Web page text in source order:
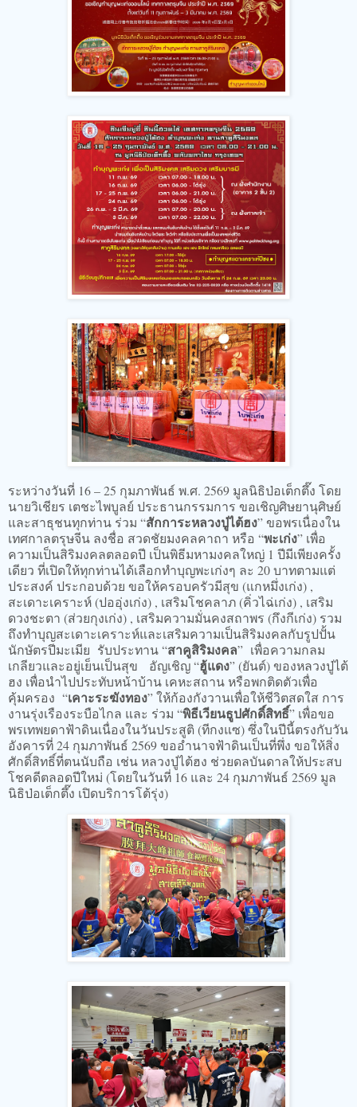
ระหว่างวันที่ 16 – 25 กุมภาพันธ์ พ.ศ. 2569 มูลนิธิป่อเต็กตึ๊ง โดย
นายวิเชียร เตชะไพบูลย์ ประธานกรรมการ ขอเชิญศิษยานุศิษย์
และสาธุชนทุกท่าน ร่วม “สักการะหลวงปู่ไต้ฮง” ขอพรเนื่องใน
เทศกาลตรุษจีน ลงชื่อ สวดชัยมงคลคาถา หรือ “พะเก่ง” เพื่อ
ความเป็นสิริมงคลตลอดปี เป็นพิธีมหามงคลใหญ่ 1 ปีมีเพียงครั้ง
เดียว ที่เปิดให้ทุกท่านได้เลือกทำบุญพะเก่งๆ ละ 20 บาทตามแต่
ประสงค์ ประกอบด้วย ขอให้ครอบครัวมีสุข (แกหมึ่งเก่ง) ,
สะเดาะเคราะห์ (ปออุ่งเก่ง) , เสริมโชคลาภ (คิ่วไฉ่เก่ง) , เสริม
ดวงชะตา (ส่วยกุงเก่ง) , เสริมความมั่นคงสถาพร (กึงกีเก่ง) รวม
ถึงทำบุญสะเดาะเคราะห์และเสริมความเป็นสิริมงคลกับรูปปั้น
นักษัตรปีมะเมีย รับประทาน “สาคูสิริมงคล” เพื่อความกลม
เกลียวและอยู่เย็นเป็นสุข อัญเชิญ “ฮู้แดง” (ยันต์) ของหลวงปู่ไต้
ฮง เพื่อนำไปประทับหน้าบ้าน เคหะสถาน หรือพกติดตัวเพื่อ
คุ้มครอง “เคาะระฆังทอง” ให้ก้องกังวานเพื่อให้ชีวิตสดใส การ
งานรุ่งเรืองระบือไกล และ ร่วม “พิธีเวียนธูปศักดิ์สิทธิ์” เพื่อขอ
พรเทพยดาฟ้าดินเนื่องในวันประสูติ (ทีกงแซ) ซึ่งในปีนี้ตรงกับวัน
อังคารที่ 24 กุมภาพันธ์ 2569 ขออำนาจฟ้าดินเป็นที่พึ่ง ขอให้สิ่ง
ศักดิ์สิทธิ์ที่ตนนับถือ เช่น หลวงปู่ไต้ฮง ช่วยดลบันดาลให้ประสบ
โชคดีตลอดปีใหม่ (โดยในวันที่ 16 และ 24 กุมภาพันธ์ 2569 มูล
นิธิป่อเต็กตึ๊ง เปิดบริการโต้รุ่ง)